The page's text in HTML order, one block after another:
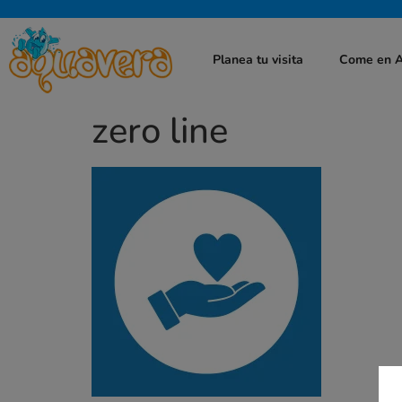
Planea tu visita Come en
zero line